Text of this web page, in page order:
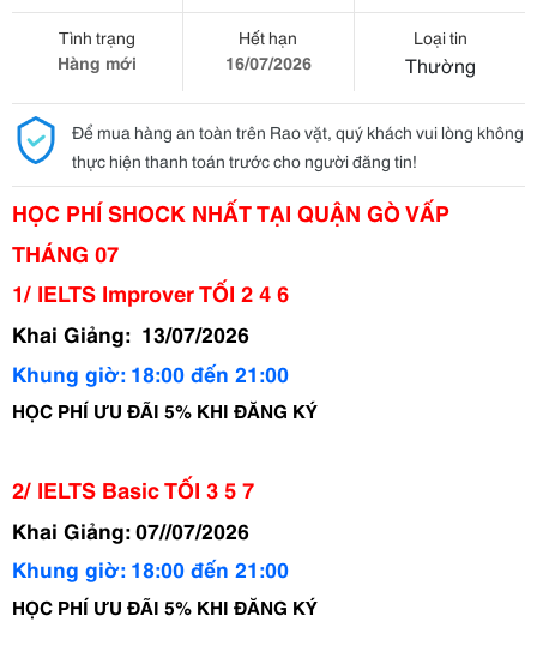
Tình trạng
Hàng mới
Hết hạn
16/07/2026
Loại tin
Thường
Để mua hàng an toàn trên Rao vặt, quý khách vui lòng không
thực hiện thanh toán trước cho người đăng tin!
HỌC PHÍ SHOCK NHẤT TẠI QUẬN GÒ VẤP
THÁNG 07
1/ IELTS Improver TỐI 2 4 6
Khai Giảng:  13/07/2026
Khung giờ: 18:00 đến 21:00
HỌC PHÍ ƯU ĐÃI 5% KHI ĐĂNG KÝ
2/ IELTS Basic TỐI 3 5 7
Khai Giảng: 07//07/2026
Khung giờ: 18:00 đến 21:00
HỌC PHÍ ƯU ĐÃI 5% KHI ĐĂNG KÝ